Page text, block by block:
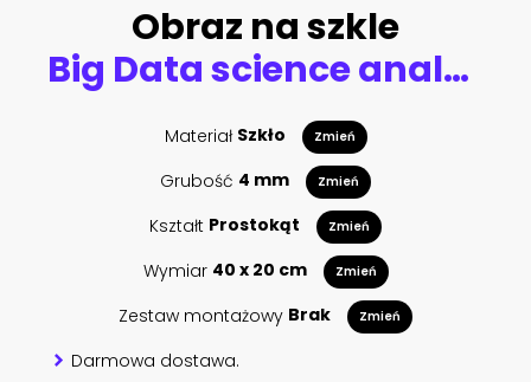
Obraz na szkle
Big Data science analysis business technology concept on virtual screen.
Materiał Szkło Zmień
Grubość 4 mm Zmień
Kształt Prostokąt Zmień
Wymiar 40 x 20 cm Zmień
Zestaw montażowy Brak Zmień
Darmowa dostawa.